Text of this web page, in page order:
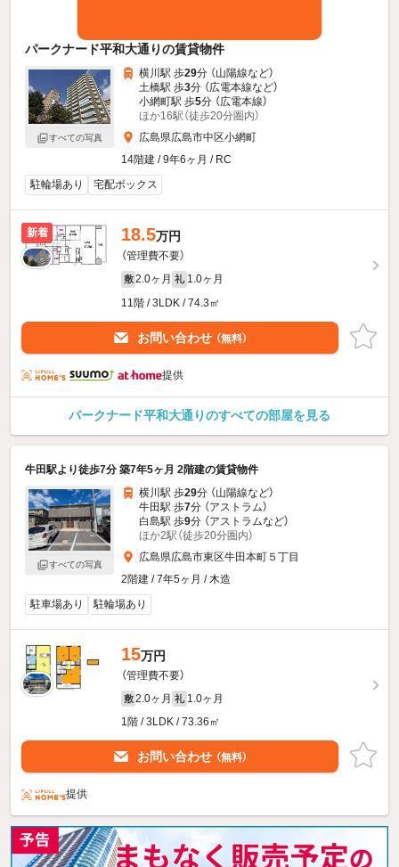
パークナード平和大通りの賃貸物件
すべての写真
横川駅 歩29分 （山陽線など）
土橋駅 歩3分 （広電本線など）
小網町駅 歩5分 （広電本線）
ほか16駅（徒歩20分圏内）
広島県広島市中区小網町
14階建 / 9年6ヶ月 / RC
駐輪場あり
宅配ボックス
新着 18.5万円
（管理費不要）
敷 2.0ヶ月 礼 1.0ヶ月
11階 / 3LDK / 74.3㎡
お問い合わせ （無料）
提供
パークナード平和大通りのすべての部屋を見る
牛田駅より徒歩7分 築7年5ヶ月 2階建の賃貸物件
すべての写真
横川駅 歩29分 （山陽線など）
牛田駅 歩7分 （アストラム）
白島駅 歩9分 （アストラムなど）
ほか2駅（徒歩20分圏内）
広島県広島市東区牛田本町５丁目
2階建 / 7年5ヶ月 / 木造
駐車場あり
駐輪場あり
15万円
（管理費不要）
敷 2.0ヶ月 礼 1.0ヶ月
1階 / 3LDK / 73.36㎡
お問い合わせ （無料）
提供